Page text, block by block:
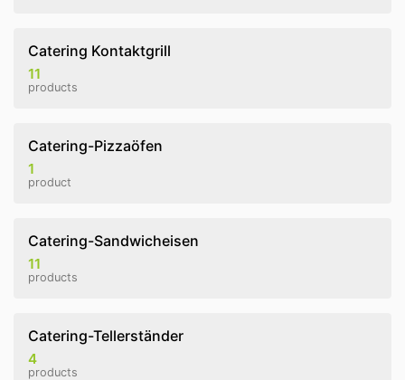
Catering Kontaktgrill
11
products
Catering-Pizzaöfen
1
product
Catering-Sandwicheisen
11
products
Catering-Tellerständer
4
products